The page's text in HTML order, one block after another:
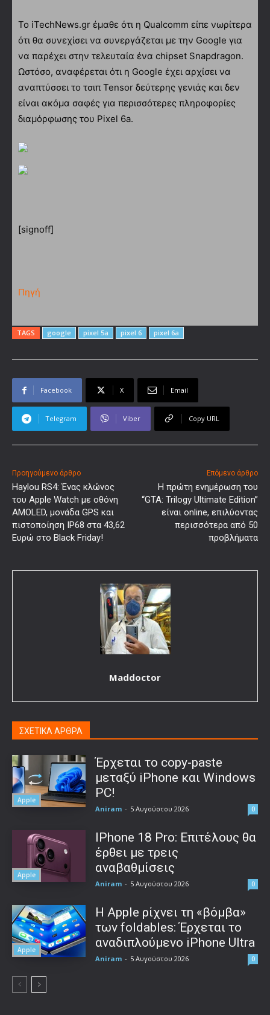
Το iTechNews.gr έμαθε ότι η Qualcomm είπε νωρίτερα
ότι θα συνεχίσει να συνεργάζεται με την Google για
να παρέχει στην τελευταία ένα chipset Snapdragon.
Ωστόσο, αναφέρεται ότι η Google έχει αρχίσει να
αναπτύσσει το τσιπ Tensor δεύτερης γενιάς και δεν
είναι ακόμα σαφές για περισσότερες πληροφορίες
διαμόρφωσης του Pixel 6a.
[signoff]
Πηγή
TAGS google pixel 5a pixel 6 pixel 6a
Facebook X Email
Telegram Viber Copy URL
Προηγούμενο άρθρο
Haylou RS4: Ένας κλώνος
του Apple Watch με οθόνη
AMOLED, μονάδα GPS και
πιστοποίηση IP68 στα 43,62
Ευρώ στο Black Friday!
Επόμενο άρθρο
Η πρώτη ενημέρωση του
“GTA: Trilogy Ultimate Edition”
είναι online, επιλύοντας
περισσότερα από 50
προβλήματα
Maddoctor
ΣΧΕΤΙΚΑ ΑΡΘΡΑ
Apple
Έρχεται το copy-paste
μεταξύ iPhone και Windows
PC!
Aniram - 5 Αυγούστου 2026 0
Apple
IPhone 18 Pro: Επιτέλους θα
έρθει με τρεις
αναβαθμίσεις
Aniram - 5 Αυγούστου 2026 0
Apple
Η Apple ρίχνει τη «βόμβα»
των foldables: Έρχεται το
αναδιπλούμενο iPhone Ultra
Aniram - 5 Αυγούστου 2026 0